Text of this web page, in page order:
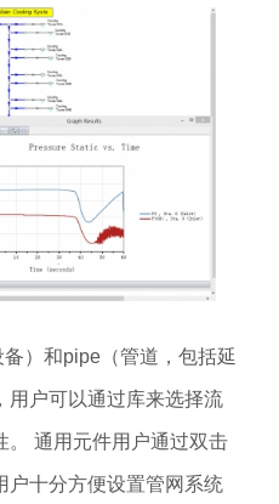
）和pipe（管道，包括延
用户可以通过库来选择流
。 通用元件用户通过双击
户十分方便设置管网系统